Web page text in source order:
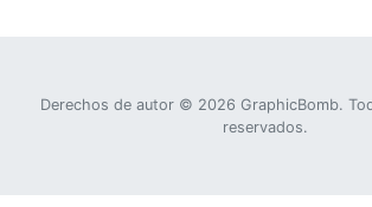
Derechos de autor © 2026 GraphicBomb.
reservados.